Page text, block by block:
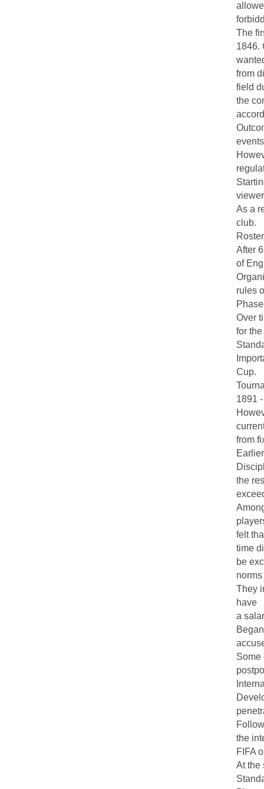
The
1846.
from
field
the
As a
club.
After
of
rules
Over
for
Cup.
1891
from
the
felt
time
be
They
have
a
Some
the
FIFA
At the